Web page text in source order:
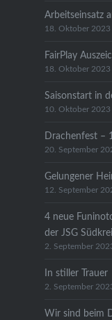
Arbeitseinsatz
18. Oktober 2023
FairPlay
18. Oktober 2023
Saisonstart in
10. Oktober 2023
Drachenfest –
20. September
Gelungener
12. September
4 neue
der JSG
2. September
In stiller Trauer
2. September
Wir sind beim